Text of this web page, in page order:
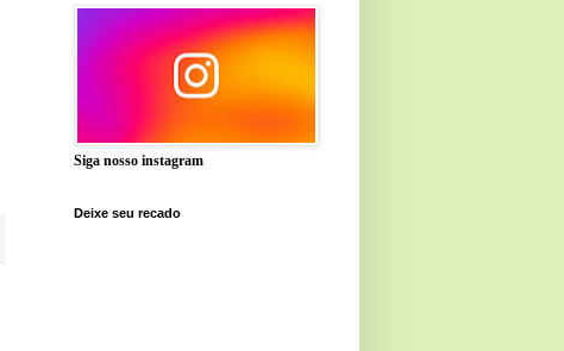
Siga nosso instagram
Deixe seu recado